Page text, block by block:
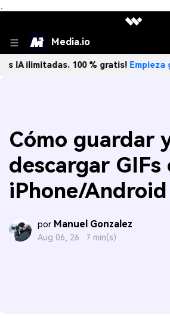
、
Media.io
100 % gratis!Empieza gratis→
Cómo guardar
descargar GIFs
iPhone/Android
por Manuel Gonzalez
Aug 06, 26 · 7 min(s)